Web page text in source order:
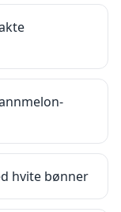
hvite bønner